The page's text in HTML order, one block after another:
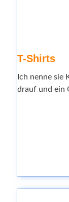
T-Shirts
Ich nenne sie
drauf und ein